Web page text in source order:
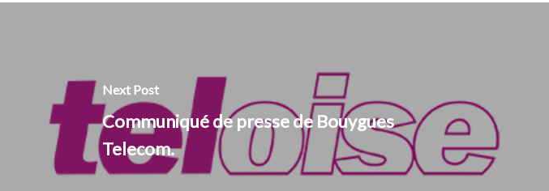
Next Post
Communiqué de presse de Bouygues
Telecom.